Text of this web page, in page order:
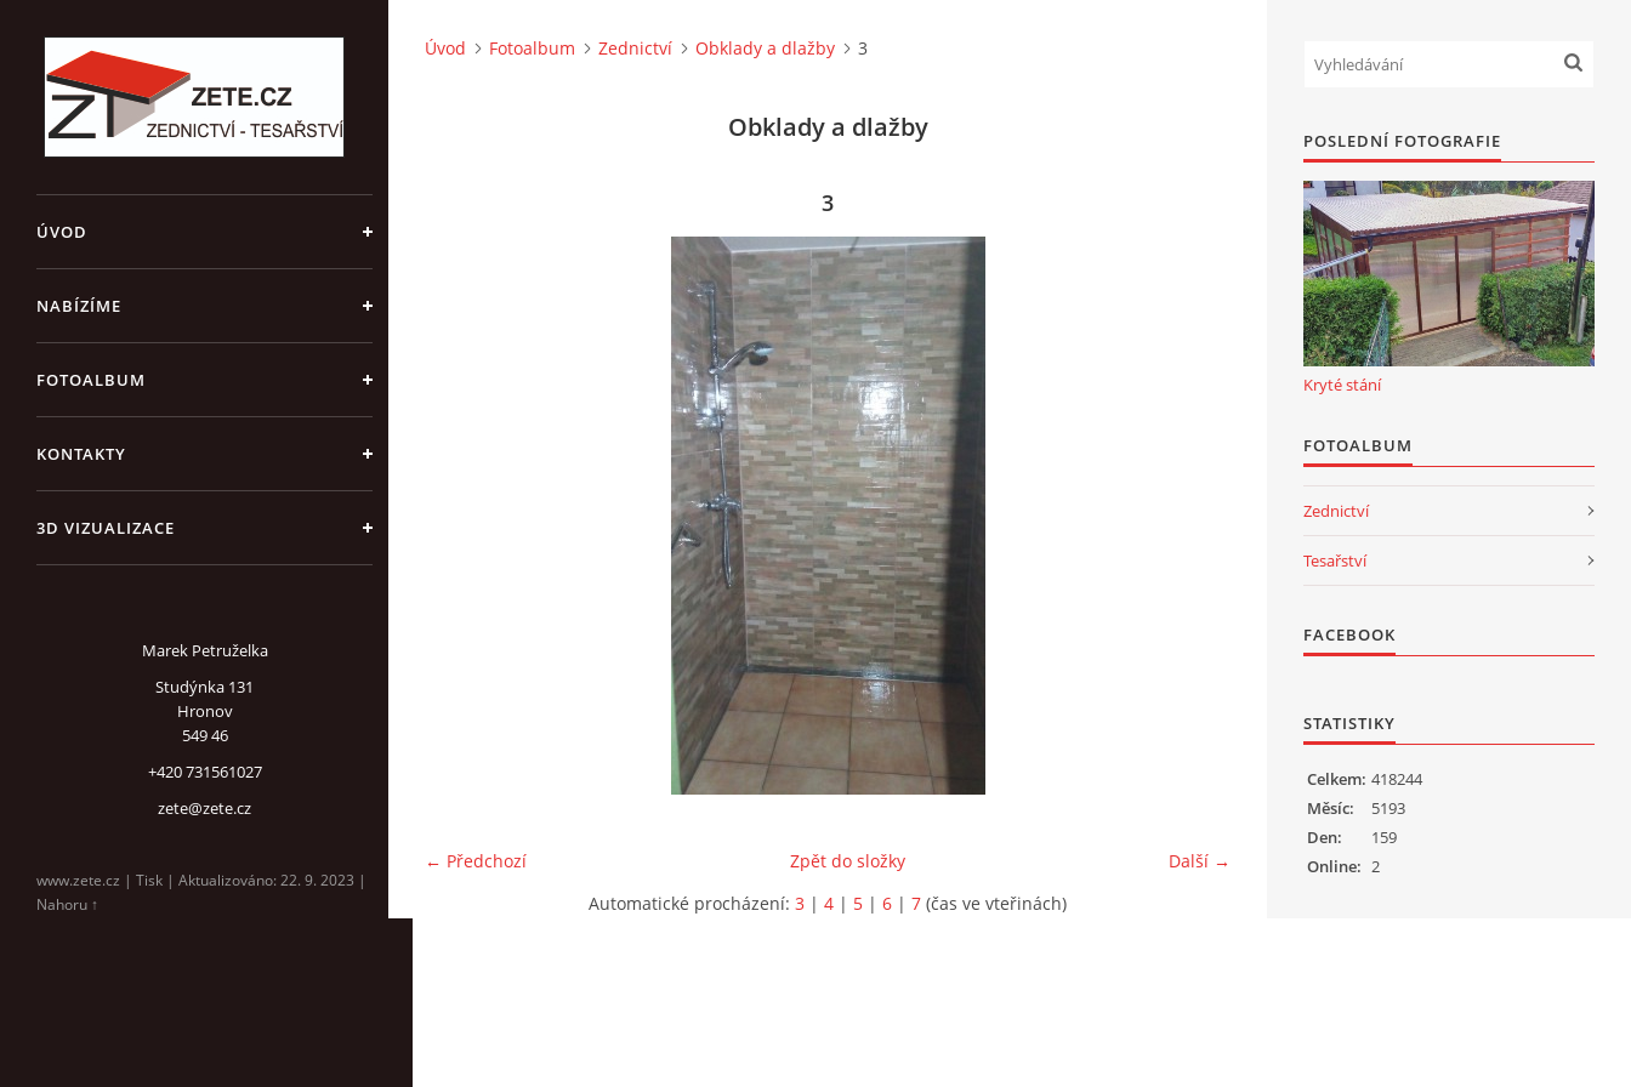
ÚVOD
NABÍZÍME
FOTOALBUM
KONTAKTY
3D VIZUALIZACE
Marek Petruželka
Studýnka 131
Hronov
549 46
+420 731561027
zete@zete.cz
www.zete.cz | Tisk | Aktualizováno: 22. 9. 2023 |
Nahoru ↑
Úvod Fotoalbum Zednictví Obklady a dlažby 3
Obklady a dlažby
3
← Předchozí Další →
Zpět do složky
Automatické procházení: 3 | 4 | 5 | 6 | 7 (čas ve vteřinách)
POSLEDNÍ FOTOGRAFIE
Kryté stání
FOTOALBUM
Zednictví
Tesařství
FACEBOOK
STATISTIKY
Online: 2
Celkem: 418244
Měsíc:
5193
Den:
159